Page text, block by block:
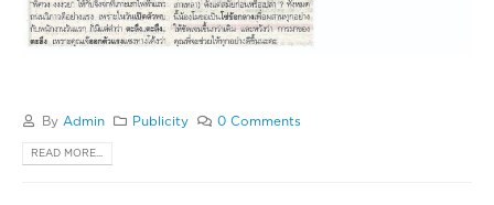
By Admin Publicity 0 Comments
READ MORE...